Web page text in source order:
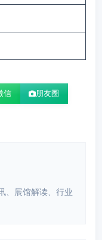
信
朋友圈
、展馆解读、行业